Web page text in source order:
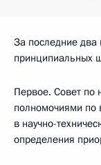
За последние два
принципиальных
Первое. Совет по
полномочиями по
в научно-
определения